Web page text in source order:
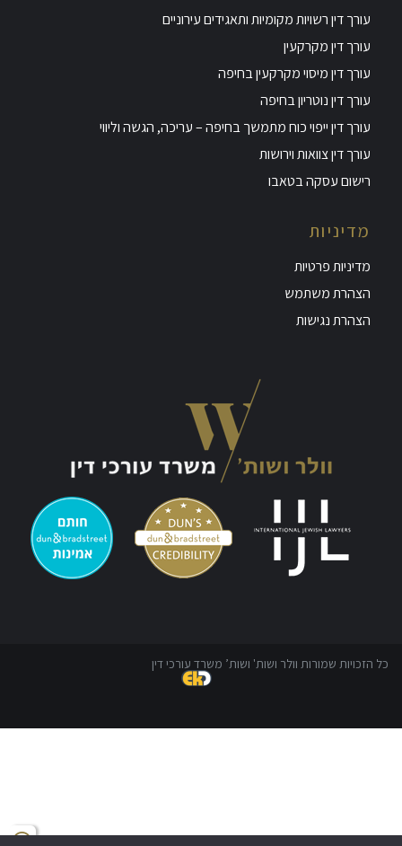
עורך דין רשויות מקומיות ותאגידים עירוניים
עורך דין מקרקעין
עורך דין מיסוי מקרקעין בחיפה
עורך דין נוטריון בחיפה
עורך דין ייפוי כוח מתמשך בחיפה – עריכה, הגשה וליווי
עורך דין צוואות וירושות
רישום עסקה בטאבו
מדיניות
מדיניות פרטיות
הצהרת משתמש
הצהרת נגישות
כל הזכויות שמורות וולר ושות' ושות’ משרד עורכי דין